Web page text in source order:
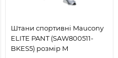
Штани спортивні Maucony
ELITE PANT (SAW800511-
BKES5) розмір M